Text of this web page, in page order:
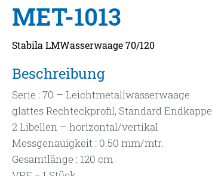
MET-1013
Stabila LMWasserwaage 70/120
Beschreibung
Serie : 70 – Leichtmetallwasserwaage
glattes Rechteckprofil, Standard Endkappe
2 Libellen – horizontal/vertikal
Messgenauigkeit : 0.50 mm/mtr.
Gesamtlänge : 120 cm